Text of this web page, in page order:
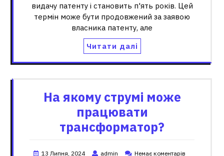
видачу патенту і становить п'ять років. Цей
термін може бути продовжений за заявою
власника патенту, але
Читати далі
На якому струмі може
працювати
трансформатор?
13 Липня, 2024 admin Немає коментарів